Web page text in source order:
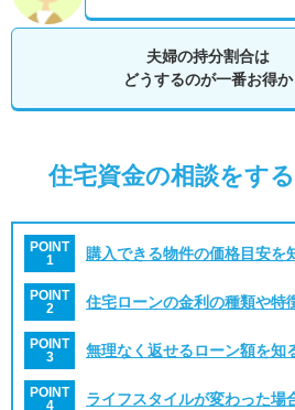
夫婦の持分割合は
どうするのが一番お得か
住宅資金の相談をす
POINT
1
購入できる物件の価格目安を
POINT
2
住宅ローンの金利の種類や特
POINT
3
無理なく返せるローン額を知
POINT
4
ライフスタイルが変わった場